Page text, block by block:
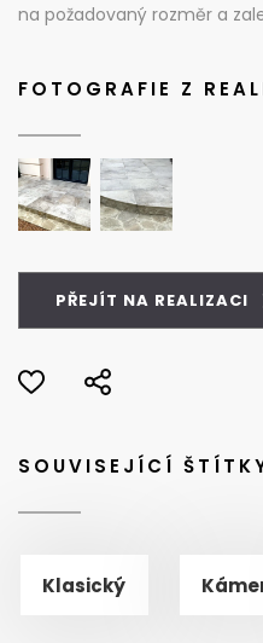
na požadovaný rozměr a
FOTOGRAFIE Z
PŘEJÍT NA REALIZACI
SOUVISEJÍCÍ
Klasický